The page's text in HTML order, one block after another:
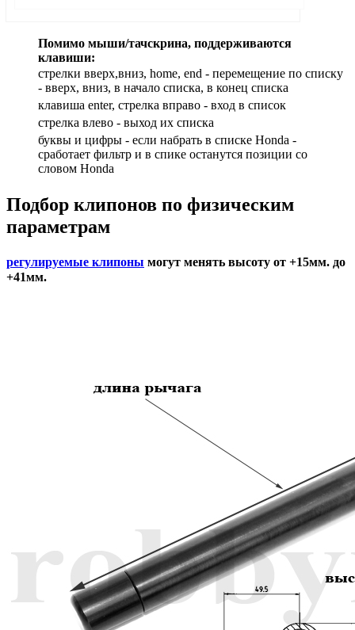
Помимо мыши/тачскрина, поддерживаются
клавиши:
стрелки вверх,вниз, home, end - перемещение по списку
- вверх, вниз, в начало списка, в конец списка
клавиша enter, стрелка вправо - вход в список
cтрелка влево - выход их списка
буквы и цифры - если набрать в списке Honda -
сработает фильтр и в спике останутся позиции со
словом Honda
Подбор клипонов по физическим
параметрам
регулируемые клипоны могут менять высоту от +15мм. до
+41мм.